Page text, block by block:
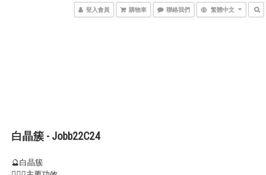
登入會員 購物車 聯絡我們 繁體中文
白晶簇 - Jobb22C24
🔮白晶簇